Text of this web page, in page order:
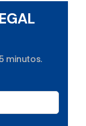
minutos.